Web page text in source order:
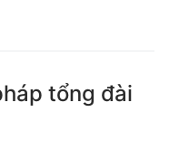
tổng đài